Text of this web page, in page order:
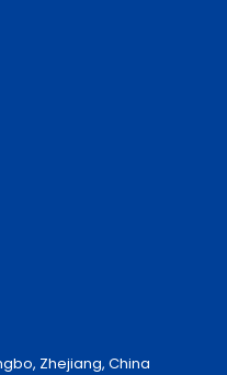
Zhejiang, China